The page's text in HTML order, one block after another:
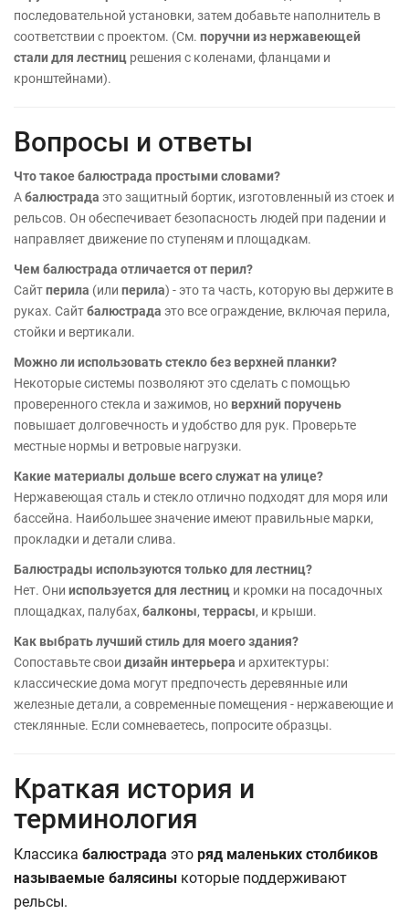
последовательной установки, затем добавьте наполнитель в
соответствии с проектом. (См. поручни из нержавеющей
стали для лестниц решения с коленами, фланцами и
кронштейнами).
Вопросы и ответы
Что такое балюстрада простыми словами?
Aбалюстрада это защитный бортик, изготовленный из стоек и
рельсов. Он обеспечивает безопасность людей при падении и
направляет движение по ступеням и площадкам.
Чем балюстрада отличается от перил?
Сайтперила (или перила) - это та часть, которую вы держите в
руках. Сайтбалюстрада это все ограждение, включая перила,
стойки и вертикали.
Можно ли использовать стекло без верхней планки?
Некоторые системы позволяют это сделать с помощью
проверенного стекла и зажимов, но верхний поручень
повышает долговечность и удобство для рук. Проверьте
местные нормы и ветровые нагрузки.
Какие материалы дольше всего служат на улице?
Нержавеющая сталь и стекло отлично подходят для моря или
бассейна. Наибольшее значение имеют правильные марки,
прокладки и детали слива.
Балюстрады используются только для лестниц?
Нет. Они используется для лестниц и кромки на посадочных
площадках, палубах, балконы, террасы, и крыши.
Как выбрать лучший стиль для моего здания?
Сопоставьте свои дизайн интерьера и архитектуры:
классические дома могут предпочесть деревянные или
железные детали, а современные помещения - нержавеющие и
стеклянные. Если сомневаетесь, попросите образцы.
Краткая история и
терминология
Классика балюстрада эторяд маленьких столбиков
называемые балясины которые поддерживают
рельсы.